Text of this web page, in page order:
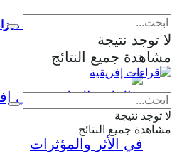
إنتاج الحرب وإعادة تشكيل
لا توجد نتيجة
مشاهدة جميع النتائج
لا توجد نتيجة
مشاهدة جميع النتائج